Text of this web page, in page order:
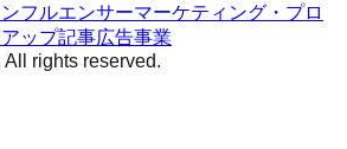
フルエンサーマーケティング・プロ
ップ記事広告事業
rights reserved.